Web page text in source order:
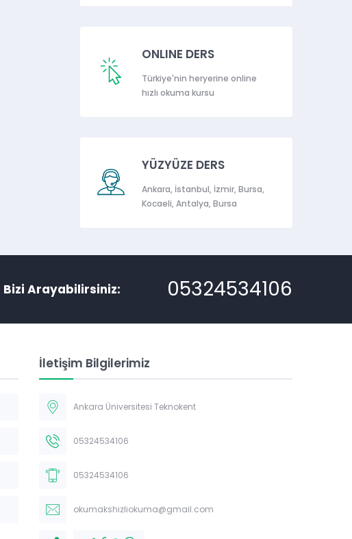
ONLINE DERS
Türkiye'nin heryerine online
hızlı okuma kursu
YÜZYÜZE DERS
Ankara, İstanbul, İzmir, Bursa,
Kocaeli, Antalya, Bursa
Bizi Arayabilirsiniz: 05324534106
İletişim Bilgilerimiz
Ankara Üniversitesi Teknokent
05324534106
05324534106
okumakshizliokuma@gmail.com